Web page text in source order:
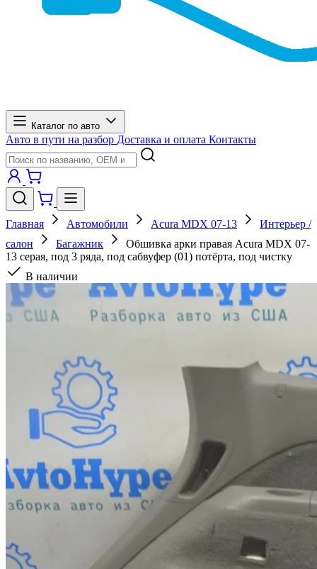
Каталог по авто
Авто в пути на разбор Доставка и оплата Контакты
Главная Автомобили Acura MDX 07-13
Интерьер /
салон
Багажник
Обшивка арки правая Acura MDX 07-
13 серая, под 3 ряда, под сабвуфер (01) потёрта, под чистку
В наличии